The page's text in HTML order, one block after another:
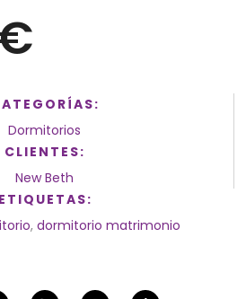
Dormitorios
CLIENTES:
New Beth
ETIQUETAS:
, dormitorio matrimonio